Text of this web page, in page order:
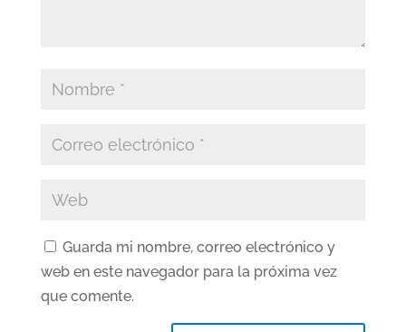
Guarda mi nombre, correo electrónico y
web en este navegador para la próxima vez
que comente.